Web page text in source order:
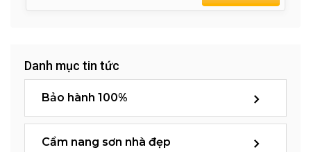
Danh mục tin tức
Bảo hành 100%
Cẩm nang sơn nhà đẹp